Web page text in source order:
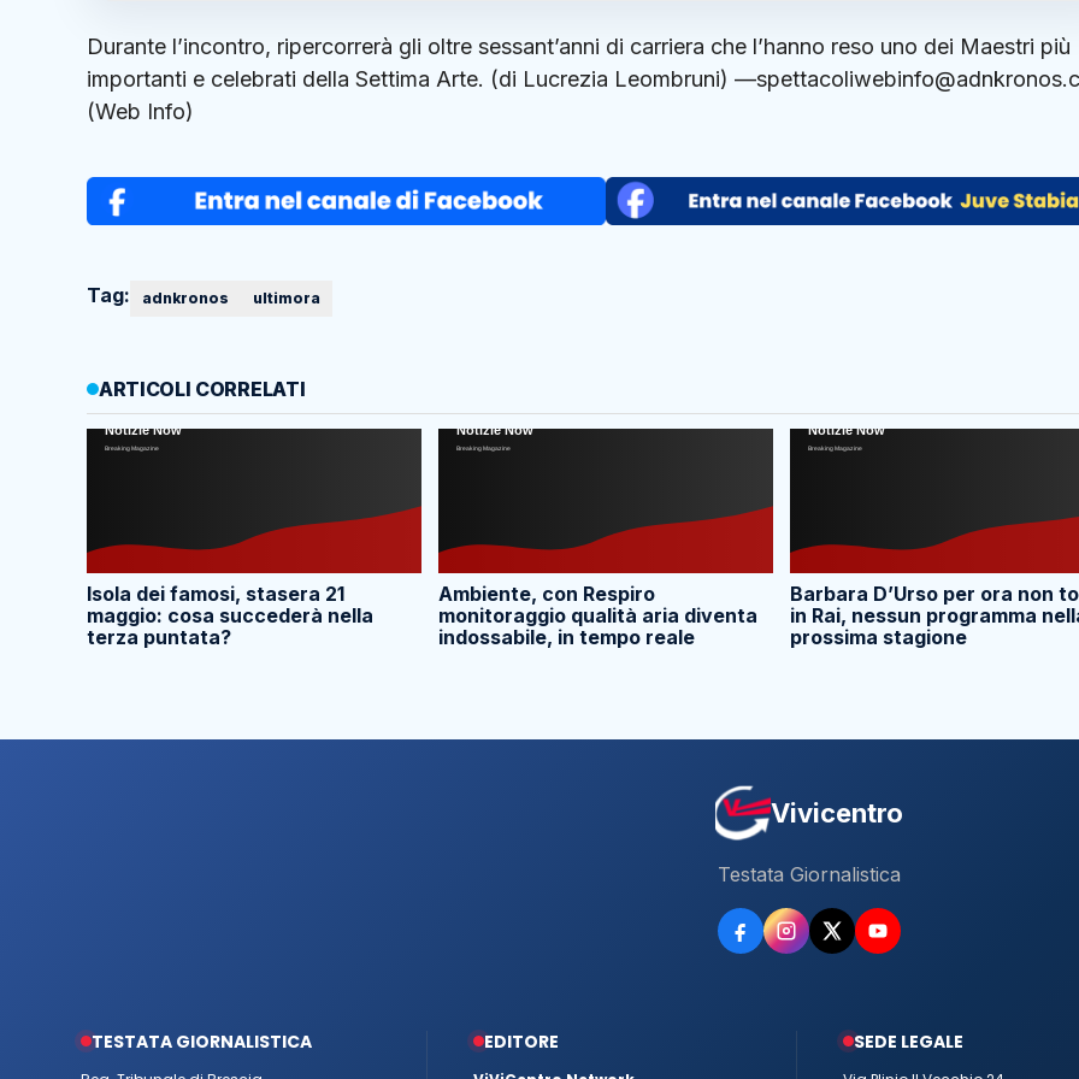
Durante l’incontro, ripercorrerà gli oltre sessant’anni di carriera che l’hanno reso uno dei Maestri più
importanti e celebrati della Settima Arte. (di Lucrezia Leombruni)
(Web Info)
Tag: adnkronos ultimora
ARTICOLI CORRELATI
Isola dei famosi, stasera 21
maggio: cosa succederà nella
terza puntata?
Ambiente, con Respiro
monitoraggio qualità aria diventa
indossabile, in tempo reale
Barbara D’Urso per ora non
in Rai, nessun programma
prossima stagione
Vivicentro
Testata Giornalistica
TESTATA GIORNALISTICA EDITORE SEDE LEGALE